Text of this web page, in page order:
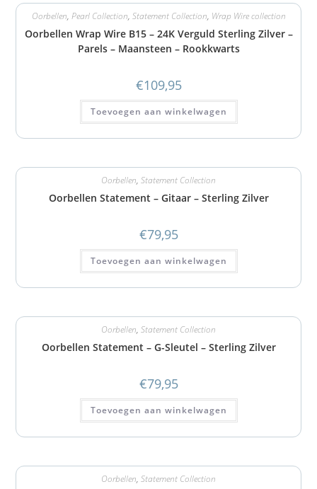
Oorbellen, Pearl Collection, Statement Collection, Wrap Wire collection
Oorbellen Wrap Wire B15 – 24K Verguld Sterling Zilver –
Parels – Maansteen – Rookkwarts
€109,95
Toevoegen aan winkelwagen
Oorbellen, Statement Collection
Oorbellen Statement – Gitaar – Sterling Zilver
€79,95
Toevoegen aan winkelwagen
Oorbellen, Statement Collection
Oorbellen Statement – G-Sleutel – Sterling Zilver
€79,95
Toevoegen aan winkelwagen
Oorbellen, Statement Collection